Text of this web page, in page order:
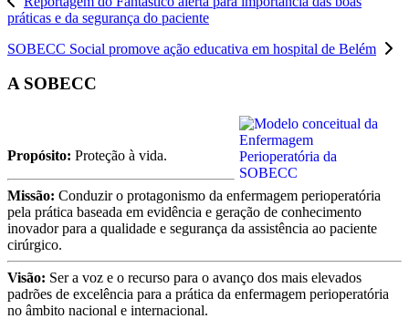
práticas e da segurança do paciente
SOBECC Social promove ação educativa em hospital de Belém
A SOBECC
Propósito: Proteção à vida.
Missão: Conduzir o protagonismo da enfermagem perioperatória
pela prática baseada em evidência e geração de conhecimento
inovador para a qualidade e segurança da assistência ao paciente
cirúrgico.
Visão: Ser a voz e o recurso para o avanço dos mais elevados
padrões de excelência para a prática da enfermagem perioperatória
no âmbito nacional e internacional.